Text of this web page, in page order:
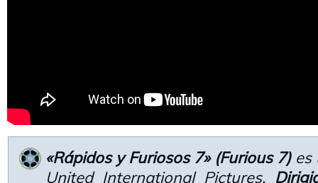
«Rápidos y Furiosos 7» (Furious 7) es
United International Pictures.